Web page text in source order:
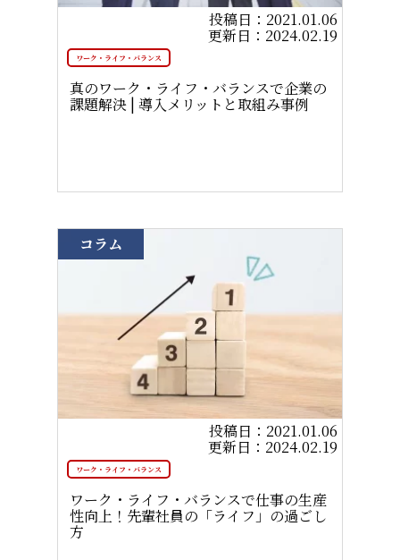
2021.01.06
2024.02.19
ワーク・ライフ・バランス
真のワーク・ライフ・バランスで企業の
課題解決 | 導入メリットと取組み事例
コラム
2021.01.06
2024.02.19
ワーク・ライフ・バランス
ワーク・ライフ・バランスで仕事の生産
性向上！先輩社員の「ライフ」の過ごし
方